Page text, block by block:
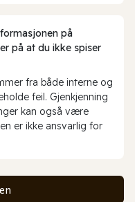
på
på at du ikke spiser
fra både interne og
feil. Gjenkjenning
kan også være
er ikke ansvarlig for